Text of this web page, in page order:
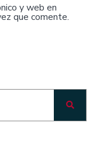
y web en
que comente.